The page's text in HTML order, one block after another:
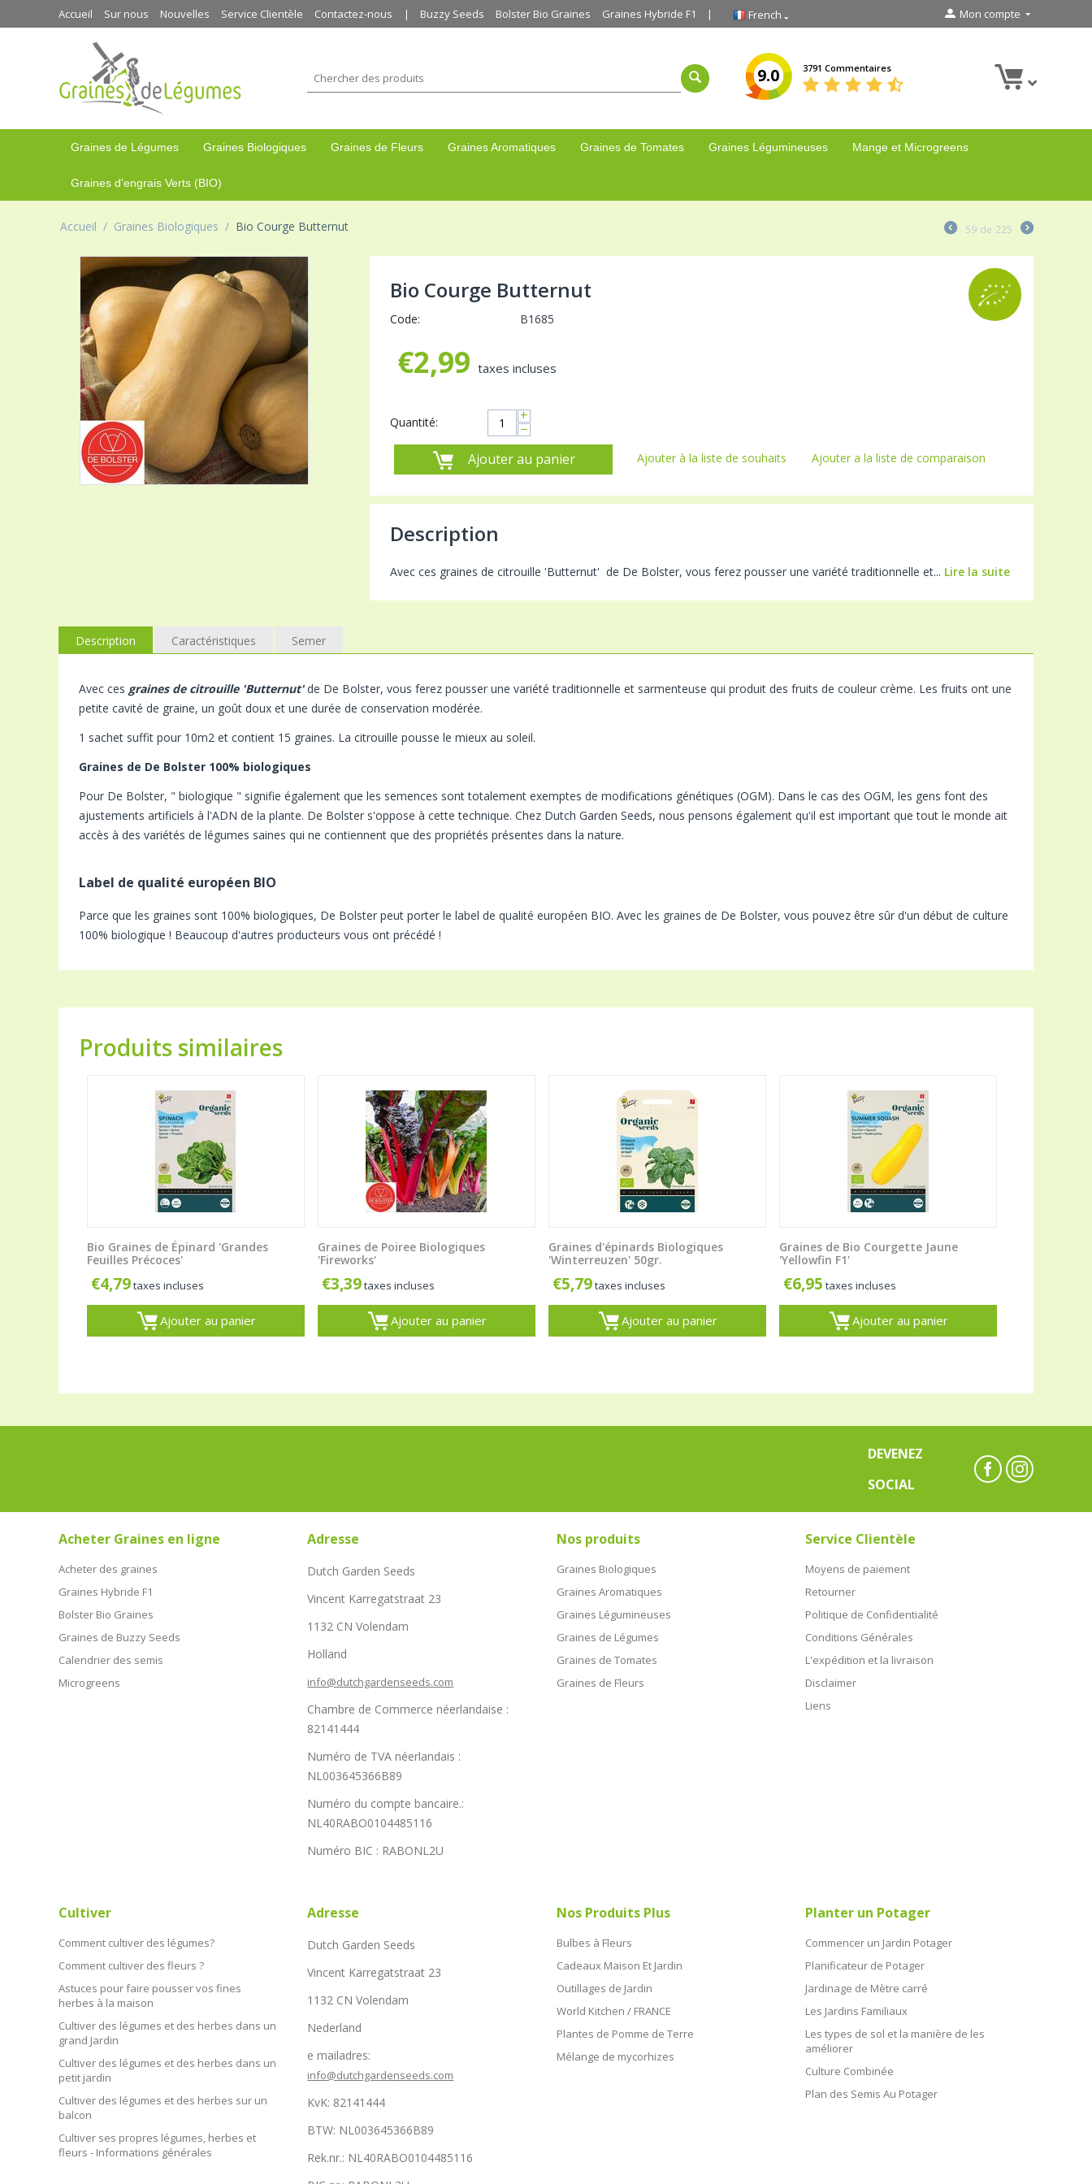
Accueil Sur nous Nouvelles Service Clientèle Contactez-nous Buzzy Seeds Bolster Bio Graines Graines Hybride F1 French Mon compte
9.0 3791 Commentaires
Graines de Légumes Graines Biologiques Graines de Fleurs Graines Aromatiques Graines de Tomates Graines Légumineuses Mange et Microgreens
Graines d'engrais Verts (BIO)
Accueil / Graines Biologiques / Bio Courge Butternut 59 de 225
Bio Courge Butternut
Code: B1685
€2,99 taxes incluses
Quantité: +
−
Ajouter au panier
Ajouter à la liste de souhaits Ajouter a la liste de comparaison
Description
Avec ces graines de citrouille 'Butternut' de De Bolster, vous ferez pousser une variété traditionnelle et... Lire la suite
Description Caractéristiques Semer
Avec ces graines de citrouille 'Butternut'de De Bolster, vous ferez pousser une variété traditionnelle et sarmenteuse qui produit des fruits de couleur crème. Les fruits ont une
petite cavité de graine, un goût doux et une durée de conservation modérée.
1 sachet suffit pour 10m2 et contient 15 graines. La citrouille pousse le mieux au soleil.
Graines de De Bolster 100% biologiques
Pour De Bolster, " biologique " signifie également que les semences sont totalement exemptes de modifications génétiques (OGM). Dans le cas des OGM, les gens font des
ajustements artificiels à l'ADN de la plante. De Bolster s'oppose à cette technique. Chez Dutch Garden Seeds, nous pensons également qu'il est important que tout le monde ait
accès à des variétés de légumes saines qui ne contiennent que des propriétés présentes dans la nature.
Label de qualité européen BIO
Parce que les graines sont 100% biologiques, De Bolster peut porter le label de qualité européen BIO. Avec les graines de De Bolster, vous pouvez être sûr d'un début de culture
100% biologique ! Beaucoup d'autres producteurs vous ont précédé !
Produits similaires
Bio Graines de Épinard 'Grandes
Feuilles Précoces'
€4,79taxes incluses
Ajouter au panier
Graines de Poiree Biologiques
'Fireworks'
€3,39taxes incluses
Ajouter au panier
Graines d'épinards Biologiques
'Winterreuzen' 50gr.
€5,79taxes incluses
Ajouter au panier
Graines de Bio Courgette Jaune
'Yellowfin F1'
€6,95 taxes incluses
Ajouter au panier
DEVENEZ
SOCIAL
Acheter Graines en ligne
Acheter des graines
Graines Hybride F1
Bolster Bio Graines
Graines de Buzzy Seeds
Calendrier des semis
Microgreens
Adresse
Dutch Garden Seeds
Vincent Karregatstraat 23
1132 CN Volendam
Holland
info@dutchgardenseeds.com
Chambre de Commerce néerlandaise :
82141444
Numéro de TVA néerlandais :
NL003645366B89
Numéro du compte bancaire.:
NL40RABO0104485116
Numéro BIC : RABONL2U
Nos produits
Graines Biologiques
Graines Aromatiques
Graines Légumineuses
Graines de Légumes
Graines de Tomates
Graines de Fleurs
Service Clientèle
Moyens de paiement
Retourner
Politique de Confidentialité
Conditions Générales
L'expédition et la livraison
Disclaimer
Liens
Cultiver
Comment cultiver des légumes?
Comment cultiver des fleurs ?
Astuces pour faire pousser vos fines
herbes à la maison
Cultiver des légumes et des herbes dans un
grand Jardin
Cultiver des légumes et des herbes dans un
petit jardin
Cultiver des légumes et des herbes sur un
balcon
Cultiver ses propres légumes, herbes et
fleurs - Informations générales
Adresse
Dutch Garden Seeds
Vincent Karregatstraat 23
1132 CN Volendam
Nederland
e mailadres:
info@dutchgardenseeds.com
KvK: 82141444
BTW: NL003645366B89
Rek.nr.: NL40RABO0104485116
Nos Produits Plus
Bulbes à Fleurs
Cadeaux Maison Et Jardin
Outillages de Jardin
World Kitchen / FRANCE
Plantes de Pomme de Terre
Mélange de mycorhizes
Planter un Potager
Commencer un Jardin Potager
Planificateur de Potager
Jardinage de Mètre carré
Les Jardins Familiaux
Les types de sol et la manière de les
améliorer
Culture Combinée
Plan des Semis Au Potager